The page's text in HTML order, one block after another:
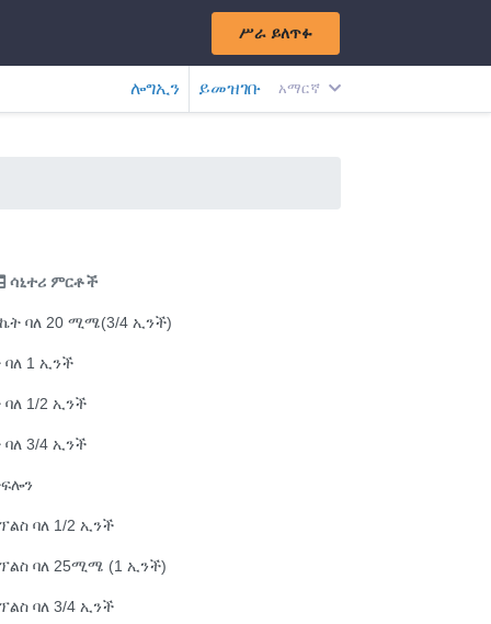
ሥራ ይለጥፉ
ሎግኢን ይመዝገቡ አማርኛ
ሳኒተሪ ምርቶች
ባለ 20 ሚሜ(3/4 ኢንች)
ባለ 1 ኢንች
ባለ 1/2 ኢንች
ባለ 3/4 ኢንች
ባለ 1/2 ኢንች
ባለ 25ሚሜ (1 ኢንች)
ባለ 3/4 ኢንች